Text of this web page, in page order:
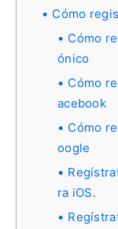
Cómo
Cómo
ónico
Cómo
acebook
Cómo
oogle
ra iOS.